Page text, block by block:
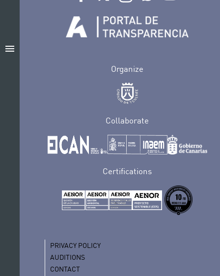
menu
Organize
Collaborate
Certifications
PRIVACY POLICY
AUDITIONS
CONTACT